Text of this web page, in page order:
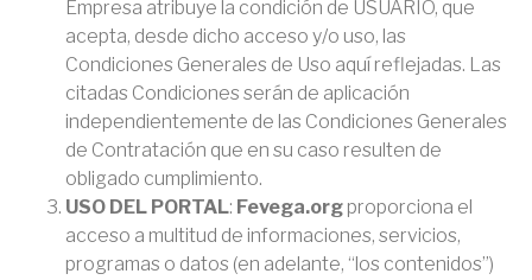
Empresa atribuye la condición de USUARIO, que
acepta, desde dicho acceso y/o uso, las
Condiciones Generales de Uso aquí reflejadas. Las
citadas Condiciones serán de aplicación
independientemente de las Condiciones Generales
de Contratación que en su caso resulten de
obligado cumplimiento.
USO DEL PORTAL: Fevega.org proporciona el
acceso a multitud de informaciones, servicios,
programas o datos (en adelante, “los contenidos”)